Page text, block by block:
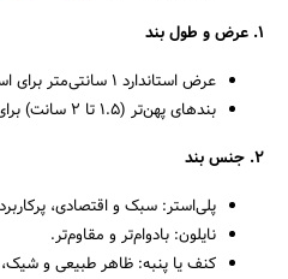
۱. عرض و طول بند
عرض استاندارد ۱ سانتی‌متر برای استفاده‌های عمومی ایده‌آل است.
بندهای پهن‌تر (۱.۵ تا ۲ سانت) برای وسایل سنگین‌تر مناسب‌ترند.
۲. جنس بند
پلی‌استر: سبک و اقتصادی،
نایلون: بادوام‌تر و مقاوم‌تر.
کنف یا پنبه: ظاهر طبیعی و